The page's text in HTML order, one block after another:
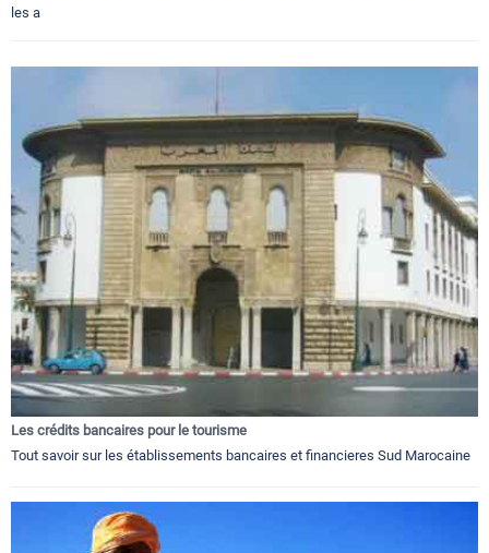
les a
Les crédits bancaires pour le tourisme
Tout savoir sur les établissements bancaires et financieres Sud Marocaine